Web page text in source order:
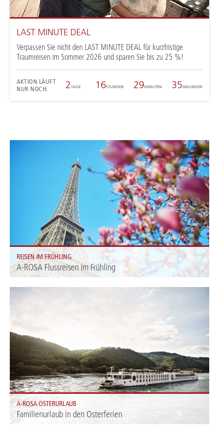
LAST MINUTE DEAL
Verpassen Sie nicht den LAST MINUTE DEAL für kurzfristige
Traumreisen im Sommer 2026 und sparen Sie bis zu 25 %!
AKTION LÄUFT
NUR NOCH:
2TAGE 16STUNDEN 29 MINUTEN 34SEKUNDEN
REISEN IM FRÜHLING
A-ROSA Flussreisen im Frühling
A-ROSA OSTERURLAUB
Familienurlaub in den Osterferien